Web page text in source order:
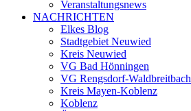
Veranstaltungsnews
NACHRICHTEN
Elkes Blog
Stadtgebiet Neuwied
Kreis Neuwied
VG Bad Hönningen
VG Rengsdorf-Waldbreitbach
Kreis Mayen-Koblenz
Koblenz